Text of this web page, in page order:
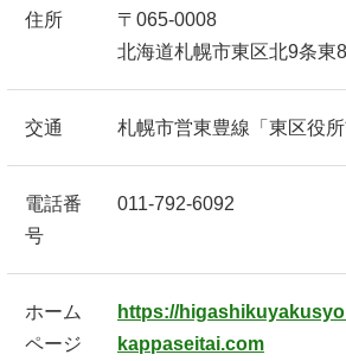
住所
〒065-0008
北海道札幌市東区北9条東
交通 札幌市営東豊線「東区役
電話番
号
011-792-6092
ホーム
ページ
https://
kappaseitai.com